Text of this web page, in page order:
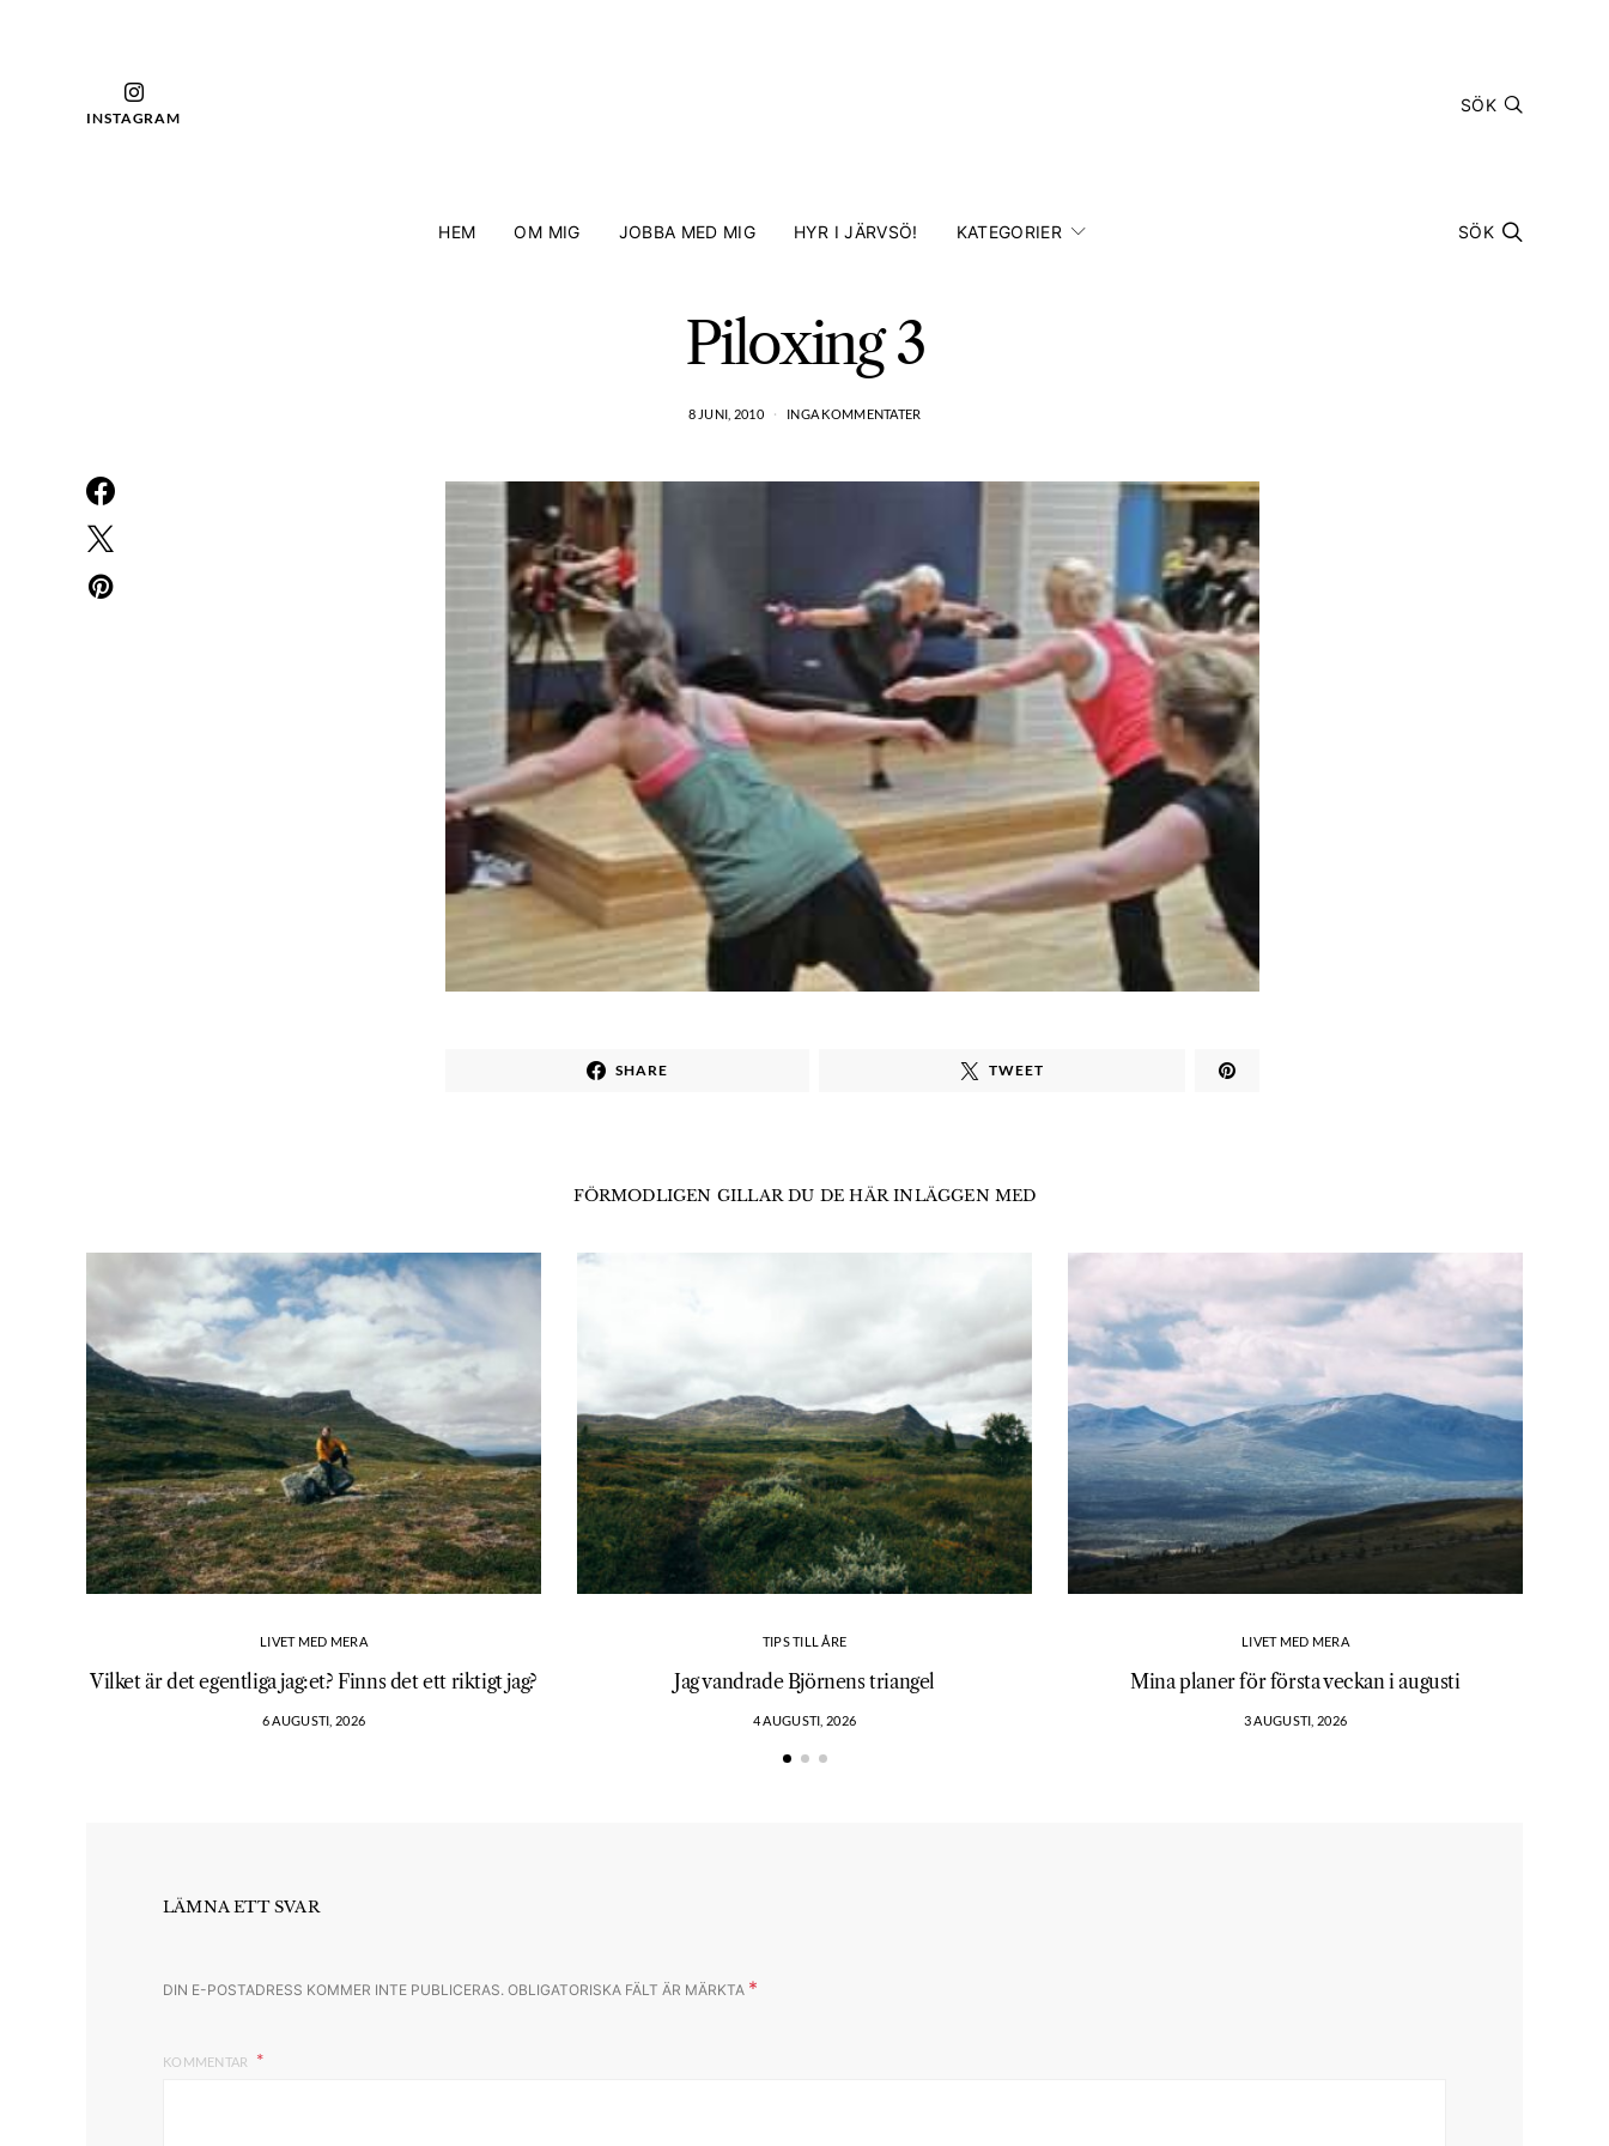
INSTAGRAM
SÖK
HEM OM MIG JOBBA MED MIG HYR I JÄRVSÖ! KATEGORIER SÖK
Piloxing 3
8 JUNI, 2010 INGA KOMMENTATER
SHARE TWEET
FÖRMODLIGEN GILLAR DU DE HÄR INLÄGGEN MED
LIVET MED MERA
Vilket är det egentliga jag:et? Finns det ett riktigt jag?
6 AUGUSTI, 2026
TIPS TILL ÅRE
Jag vandrade Björnens triangel
4 AUGUSTI, 2026
LIVET MED MERA
Mina planer för första veckan i augusti
3 AUGUSTI, 2026
LÄMNA ETT SVAR
DIN E-POSTADRESS KOMMER INTE PUBLICERAS. OBLIGATORISKA FÄLT ÄR MÄRKTA *
KOMMENTAR